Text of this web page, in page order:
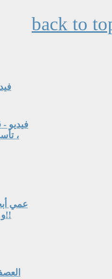
back to
فيديو
،
عمي
و بهلوان بس احنه دماغ سزية!!